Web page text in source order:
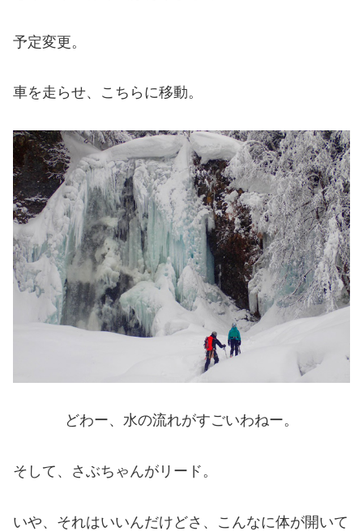
予定変更。
車を走らせ、こちらに移動。
どわー、水の流れがすごいわねー。
そして、さぶちゃんがリード。
いや、それはいいんだけどさ、こんなに体が開いて